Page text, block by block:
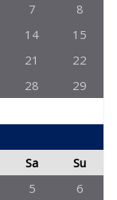
7
8
14
15
21
22
28
29
Sa
Su
5
6